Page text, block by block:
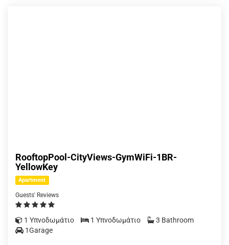
RooftopPool-CityViews-GymWiFi-1BR-
YellowKey
Apartment
Guests' Reviews
1 Υπνοδωμάτιο 1 Υπνοδωμάτιο
3 Bathroom
1Garage